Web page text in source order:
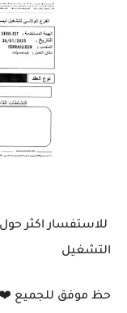
للاستفسار اكثر
التشغيل
حظ موفق للجميع ❤️